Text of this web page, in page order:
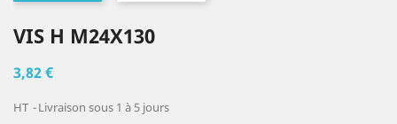
VIS H M24X130
3,82 €
HT Livraison sous 1 à 5 jours